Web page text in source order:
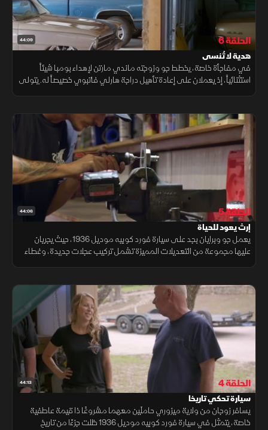
44:09 الحلقة 6
هدية لا تُنسى
في مفاجأة خاصة، يخطط جو وزوجته ماندي مارتن لإهداء بومبا شيئاً
استثنائياً، إذ يعملان على إعادة تأهيل دراجة هارلي فاتبوي خصيصاً له. يتولى
44:06 الحلقة 5
إرث يعود للحياة
يعمل جو وبرايان بجد على سيارة فورد كوبيه موديل 1936، حيث يجريان
عليها مجموعة من التعديلات المميزة تشمل تركيب عجلات جديدة، وغطاء
44:13 الحلقة 4
سيارة تحكي تاريخا
يسافر زوجان من ولاية ميزوري حاملَين معهما مشروعًا ذا قيمة عاطفية
خاصة، يتمثل في سيارة فورد كوبيه موديل 1936 ظلت جزءًا من تاريخ